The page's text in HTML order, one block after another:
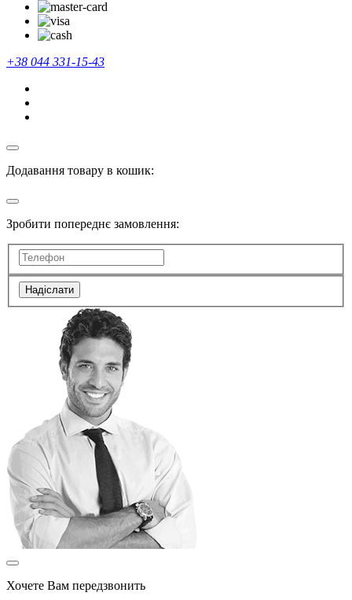
+38 044 331-15-43
Додавання товару в кошик:
Зробити попереднє замовлення:
Надіслати
Хочете Вам передзвонить